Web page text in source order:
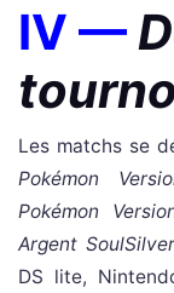
IV —
Les matchs se
Pokémon
Pokémon
Argent SoulSilver
DS lite,